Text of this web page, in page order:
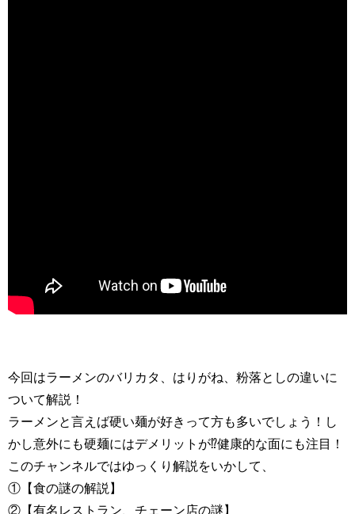
今回はラーメンのバリカタ、はりがね、粉落としの違いに
ついて解説！
ラーメンと言えば硬い麺が好きって方も多いでしょう！し
かし意外にも硬麺にはデメリットが⁉︎健康的な面にも注目！
このチャンネルではゆっくり解説をいかして、
①【食の謎の解説】
②【有名レストラン、チェーン店の謎】